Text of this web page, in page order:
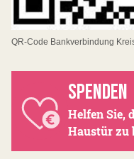
QR-Code Bankverbindung
SPENDEN
Helfen Sie,
Haustür zu